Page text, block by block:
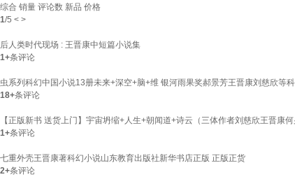
综合 销量 评论数 新品 价格
1/5 < >
后人类时代现场 : 王晋康中短篇小说集
1+条评论
虫系列科幻中国小说13册未来+深空+脑+维 银河雨果奖郝景芳王晋康刘慈欣等
18+条评论
【正版新书 送货上门】宇宙坍缩+人生+朝闻道+诗云（三体作者刘慈欣王晋康
1+条评论
七重外壳王晋康著科幻小说山东教育出版社新华书店正版 正版正货
2+条评论